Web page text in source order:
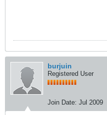
burjuin
Registered User
Join Date: Jul 2009